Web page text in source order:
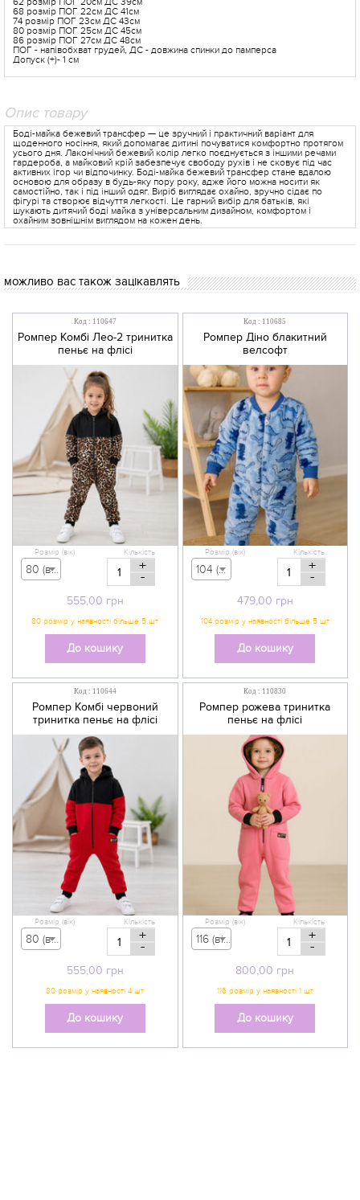
68 розмір ПОГ 22см ДС 41см
74 розмір ПОГ 23см ДС 43см
80 розмір ПОГ 25см ДС 45см
86 розмір ПОГ 27см ДС 48см
ПОГ - напівобхват грудей, ДС - довжина спинки до памперса
Допуск (+)- 1 см
Опис товару
Боді-майка бежевий трансфер — це зручний і практичний варіант для
щоденного носіння, який допомагає дитині почуватися комфортно протягом
усього дня. Лаконічний бежевий колір легко поєднується з іншими речами
гардероба, а майковий крій забезпечує свободу рухів і не сковує під час
активних ігор чи відпочинку. Боді-майка бежевий трансфер стане вдалою
основою для образу в будь-яку пору року, адже його можна носити як
самостійно, так і під інший одяг. Виріб виглядає охайно, зручно сідає по
фігурі та створює відчуття легкості. Це гарний вибір для батьків, які
шукають дитячий боді майка з універсальним дизайном, комфортом і
охайним зовнішнім виглядом на кожен день.
можливо вас також зацікавлять
Код : 110647
Ромпер Комбі Лео-2 тринитка
пеньє на флісі
555,00 грн
Розмір (вік)
80 (вік 9-12 міс) - 555,00 грн
Кількість
+
-
До кошику
Код : 110685
Ромпер Діно блакитний
велсофт
479,00 грн
Розмір (вік)
104 (вік 3-4 р) - 479,00 грн
Кількість
+
-
До кошику
Код : 110644
Ромпер Комбі червоний
тринитка пеньє на флісі
555,00 грн
Розмір (вік)
80 (вік 9-12 міс) - 555,00 грн
Кількість
+
-
До кошику
Код : 110830
Ромпер рожева тринитка
пеньє на флісі
800,00 грн
Розмір (вік)
116 (вік 5-6 р) - 800,00 грн
Кількість
+
-
До кошику